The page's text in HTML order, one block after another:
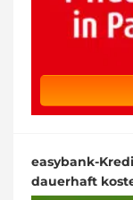
easybank-
dauerhaft